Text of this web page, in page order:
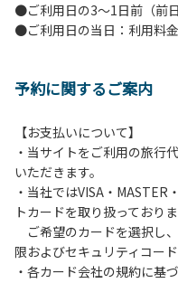
のお食事。
・お食事は18時と19時の
・玄関、食堂に手指の消
・定期的な施設の消毒。
・スタッフの体調管理、
・使い捨てスリッパをご
・施設内の換気。
※食事中は窓を開けて換
す。また、山の上なので
ご用意ください。
●ご利用日の3～1日前（前
●ご利用日の当日：利用料
予約に関するご案内
【お支払いについて】
・当サイトをご利用の旅行
いただきます。
・当社ではVISA・MASTER
トカードを取り扱っておりま
ご希望のカードを選択し
限およびセキュリティコー
・各カード会社の規約に基